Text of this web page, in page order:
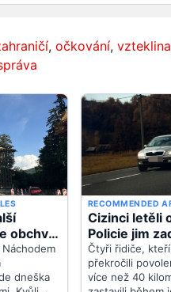
, očkování, vzteklina